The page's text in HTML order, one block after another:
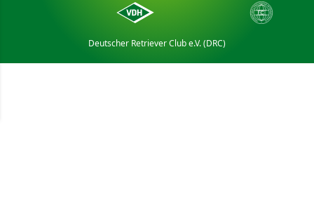
Deutscher Retriever Club e.V. (DRC)